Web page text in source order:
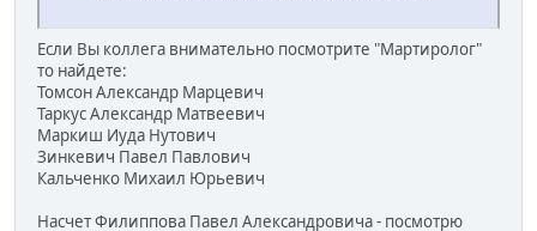
Если Вы коллега внимательно посмотрите "Мартиролог"
то найдете:
Томсон Александр Марцевич
Таркус Александр Матвеевич
Маркиш Иуда Нутович
Зинкевич Павел Павлович
Кальченко Михаил Юрьевич
Насчет Филиппова Павел Александровича - посмотрю